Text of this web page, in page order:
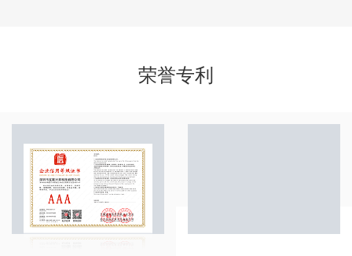
荣誉专利